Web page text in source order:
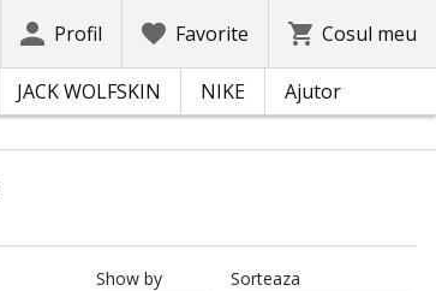
Profil Favorite Cosul meu
JACK WOLFSKIN NIKE Ajutor
Show byпродукти на страница
Sorteaza